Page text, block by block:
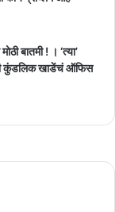
बातमी ! । ‘त्या’
कुंडलिक खाडेंचं ऑफिस